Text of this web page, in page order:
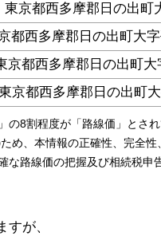
東京都西多摩郡日の出町
都西多摩郡日の出町大
京都西多摩郡日の出町
京都西多摩郡日の出町
8割程度が「路線価」とさ
め、本情報の正確性、完全性
な路線価の把握及び相続税申
が、